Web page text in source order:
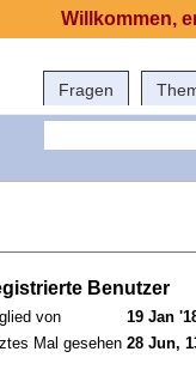
Fragen
Benutzer
von
19 Jan
Mal gesehen 28 Jun,
Willkommen,